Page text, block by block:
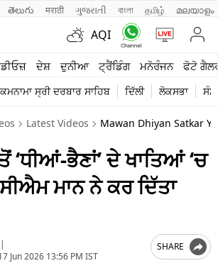
తెలుగు मराठी ગુજરાતી বাংলা தமிழ் മലയാളം
AQI
ਦੇਸ਼ ਦੁਨੀਆ ਟ੍ਰੈਂਡਿੰਗ ਮਨੋਰੰਜਨ ਫੋਟੋ
ਸ੍ਰੀ ਦਰਬਾਰ ਸਾਹਿਬ ਦਿੱਲੀ ਲੋਕਸਭਾ
Latest Videos Mawan Dhiyan Satkar
ਭੈਣਾਂ’ ਦੇ ਖਾਤਿਆਂ ‘ਚ
ਮਾਨ ਨੇ ਕਰ ਦਿੱਤਾ
|
Jun 2026 13:56 PM IST
SHARE